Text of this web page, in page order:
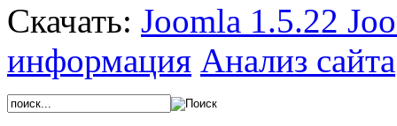
Скачать: Joomla 1.5.22
информация Анализ сайта